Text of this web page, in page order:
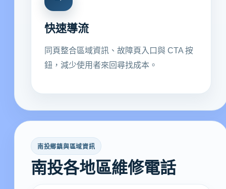
快速導流
同頁整合區域資訊、故障頁入口與 CTA 按
鈕，減少使用者來回尋找成本。
南投鄉鎮與區域資訊
南投各地區維修電話